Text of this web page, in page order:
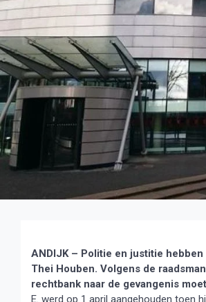
ANDIJK – Politie en justitie
Thei Houben. Volgens de
rechtbank naar de gevangenis
E. werd op 1 april aangehouden toen